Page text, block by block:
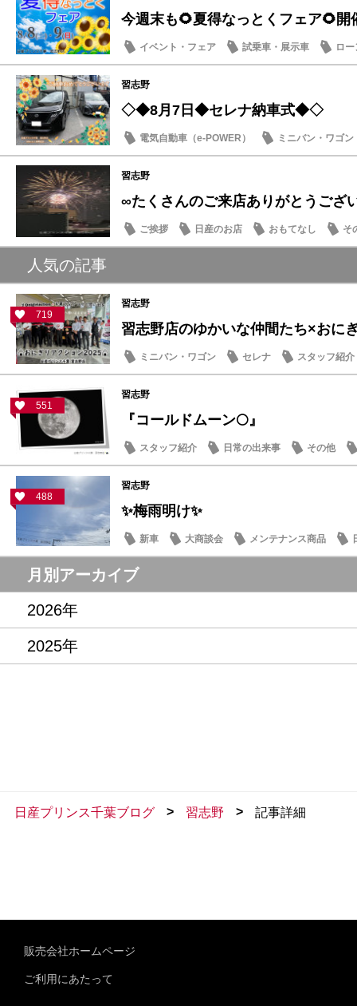
今週末も🌻夏得なっとくフェア🌻開
イベント・フェア 試乗車・展示車
ロー
営業日・店休日
習志野
◇◆8月7日◆セレナ納車式◆◇
電気自動車（e-POWER）
ミニバン・ワゴン
納車式
習志野
∞たくさんのご来店ありがとうござ
ご挨拶 日産のお店 おもてなし そ
人気の記事
719
習志野
習志野店のゆかいな仲間たち×おに
ミニバン・ワゴン セレナ スタッフ紹介
551
習志野
『コールドムーン🌕』
スタッフ紹介 日常の出来事 その他
488
習志野
✨梅雨明け✨
新車 大商談会 メンテナンス商品
月別アーカイブ
2026年
2025年
日産プリンス千葉ブログ > 習志野 > 記事詳細
販売会社ホームページ
ご利用にあたって